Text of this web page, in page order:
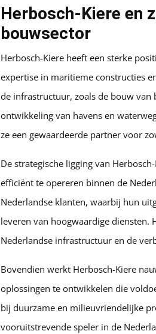
Herbosch-Kiere en
bouwsector
Herbosch-Kiere heeft een sterke
expertise in maritieme constructies
de infrastructuur, zoals de bouw van
ontwikkeling van havens en
ze een gewaardeerde partner voor
De strategische ligging van
efficiënt te opereren binnen de
Nederlandse klanten, waarbij hun
leveren van hoogwaardige diensten.
Nederlandse infrastructuur en de
Bovendien werkt Herbosch-Kiere
oplossingen te ontwikkelen die
bij duurzame en milieuvriendelijke
vooruitstrevende speler in de